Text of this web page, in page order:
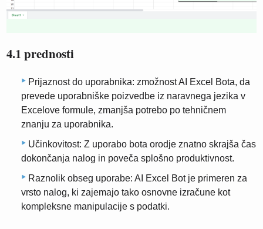
4.1 prednosti
Prijaznost do uporabnika: zmožnost AI Excel Bota, da
prevede uporabniške poizvedbe iz naravnega jezika v
Excelove formule, zmanjša potrebo po tehničnem
znanju za uporabnika.
Učinkovitost: Z uporabo bota orodje znatno skrajša čas
dokončanja nalog in poveča splošno produktivnost.
Raznolik obseg uporabe: AI Excel Bot je primeren za
vrsto nalog, ki zajemajo tako osnovne izračune kot
kompleksne manipulacije s podatki.